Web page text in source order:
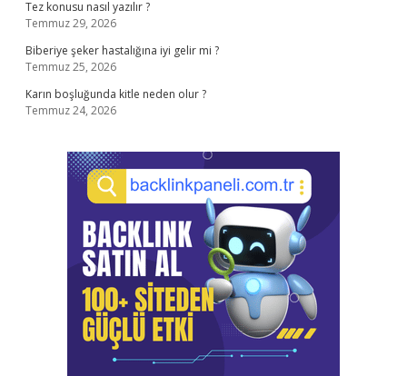
Tez konusu nasıl yazılır ?
Temmuz 29, 2026
Biberiye şeker hastalığına iyi gelir mi ?
Temmuz 25, 2026
Karın boşluğunda kitle neden olur ?
Temmuz 24, 2026